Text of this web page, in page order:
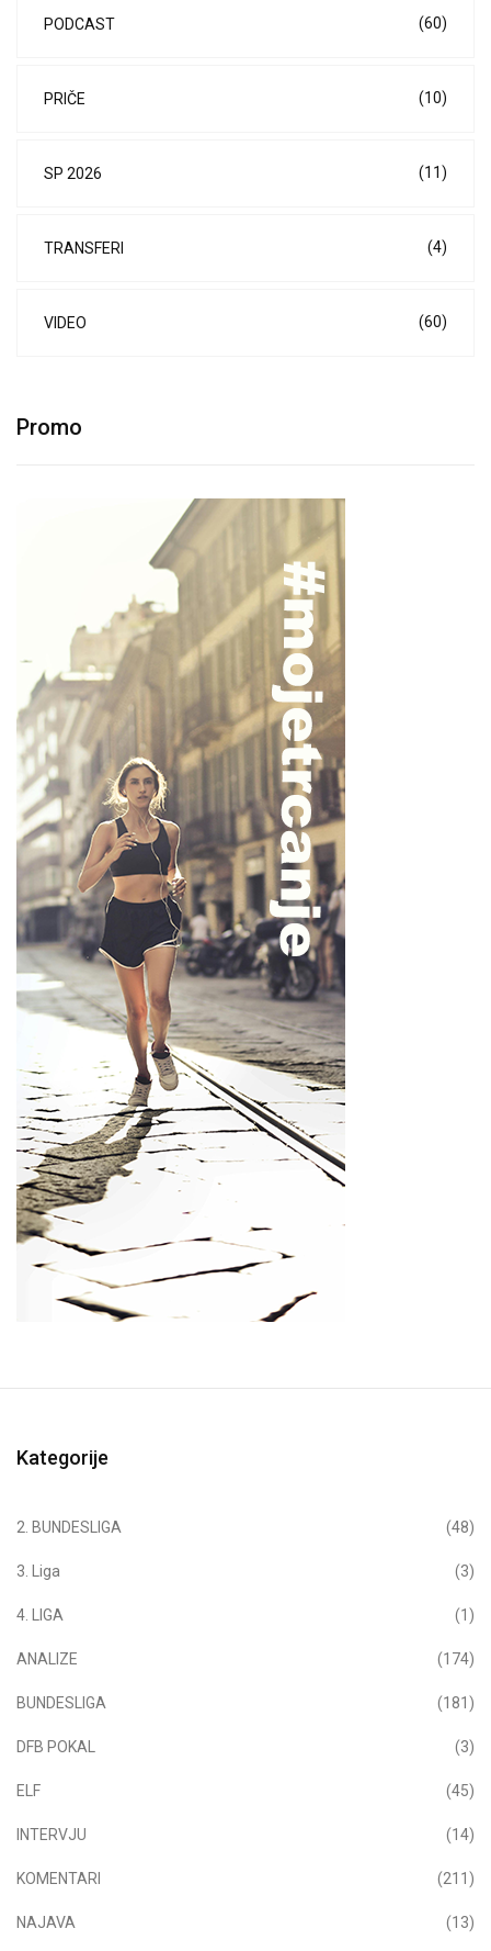
PODCAST (60)
PRIČE (10)
SP 2026 (11)
TRANSFERI (4)
VIDEO (60)
Promo
Kategorije
2. BUNDESLIGA (48)
3. Liga (3)
4. LIGA (1)
ANALIZE (174)
BUNDESLIGA (181)
DFB POKAL (3)
ELF (45)
INTERVJU (14)
KOMENTARI (211)
NAJAVA (13)